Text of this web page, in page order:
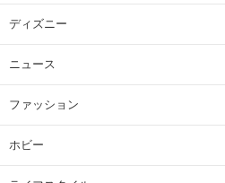
ディズニー
ニュース
ファッション
ホビー